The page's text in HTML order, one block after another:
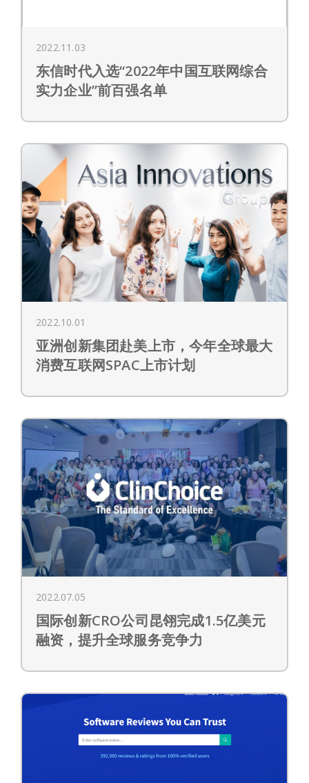
2022.11.03
东信时代入选“2022年中国互联网综合
实力企业”前百强名单
2022.10.01
亚洲创新集团赴美上市，今年全球最大
消费互联网SPAC上市计划
2022.07.05
国际创新CRO公司昆翎完成1.5亿美元
融资，提升全球服务竞争力